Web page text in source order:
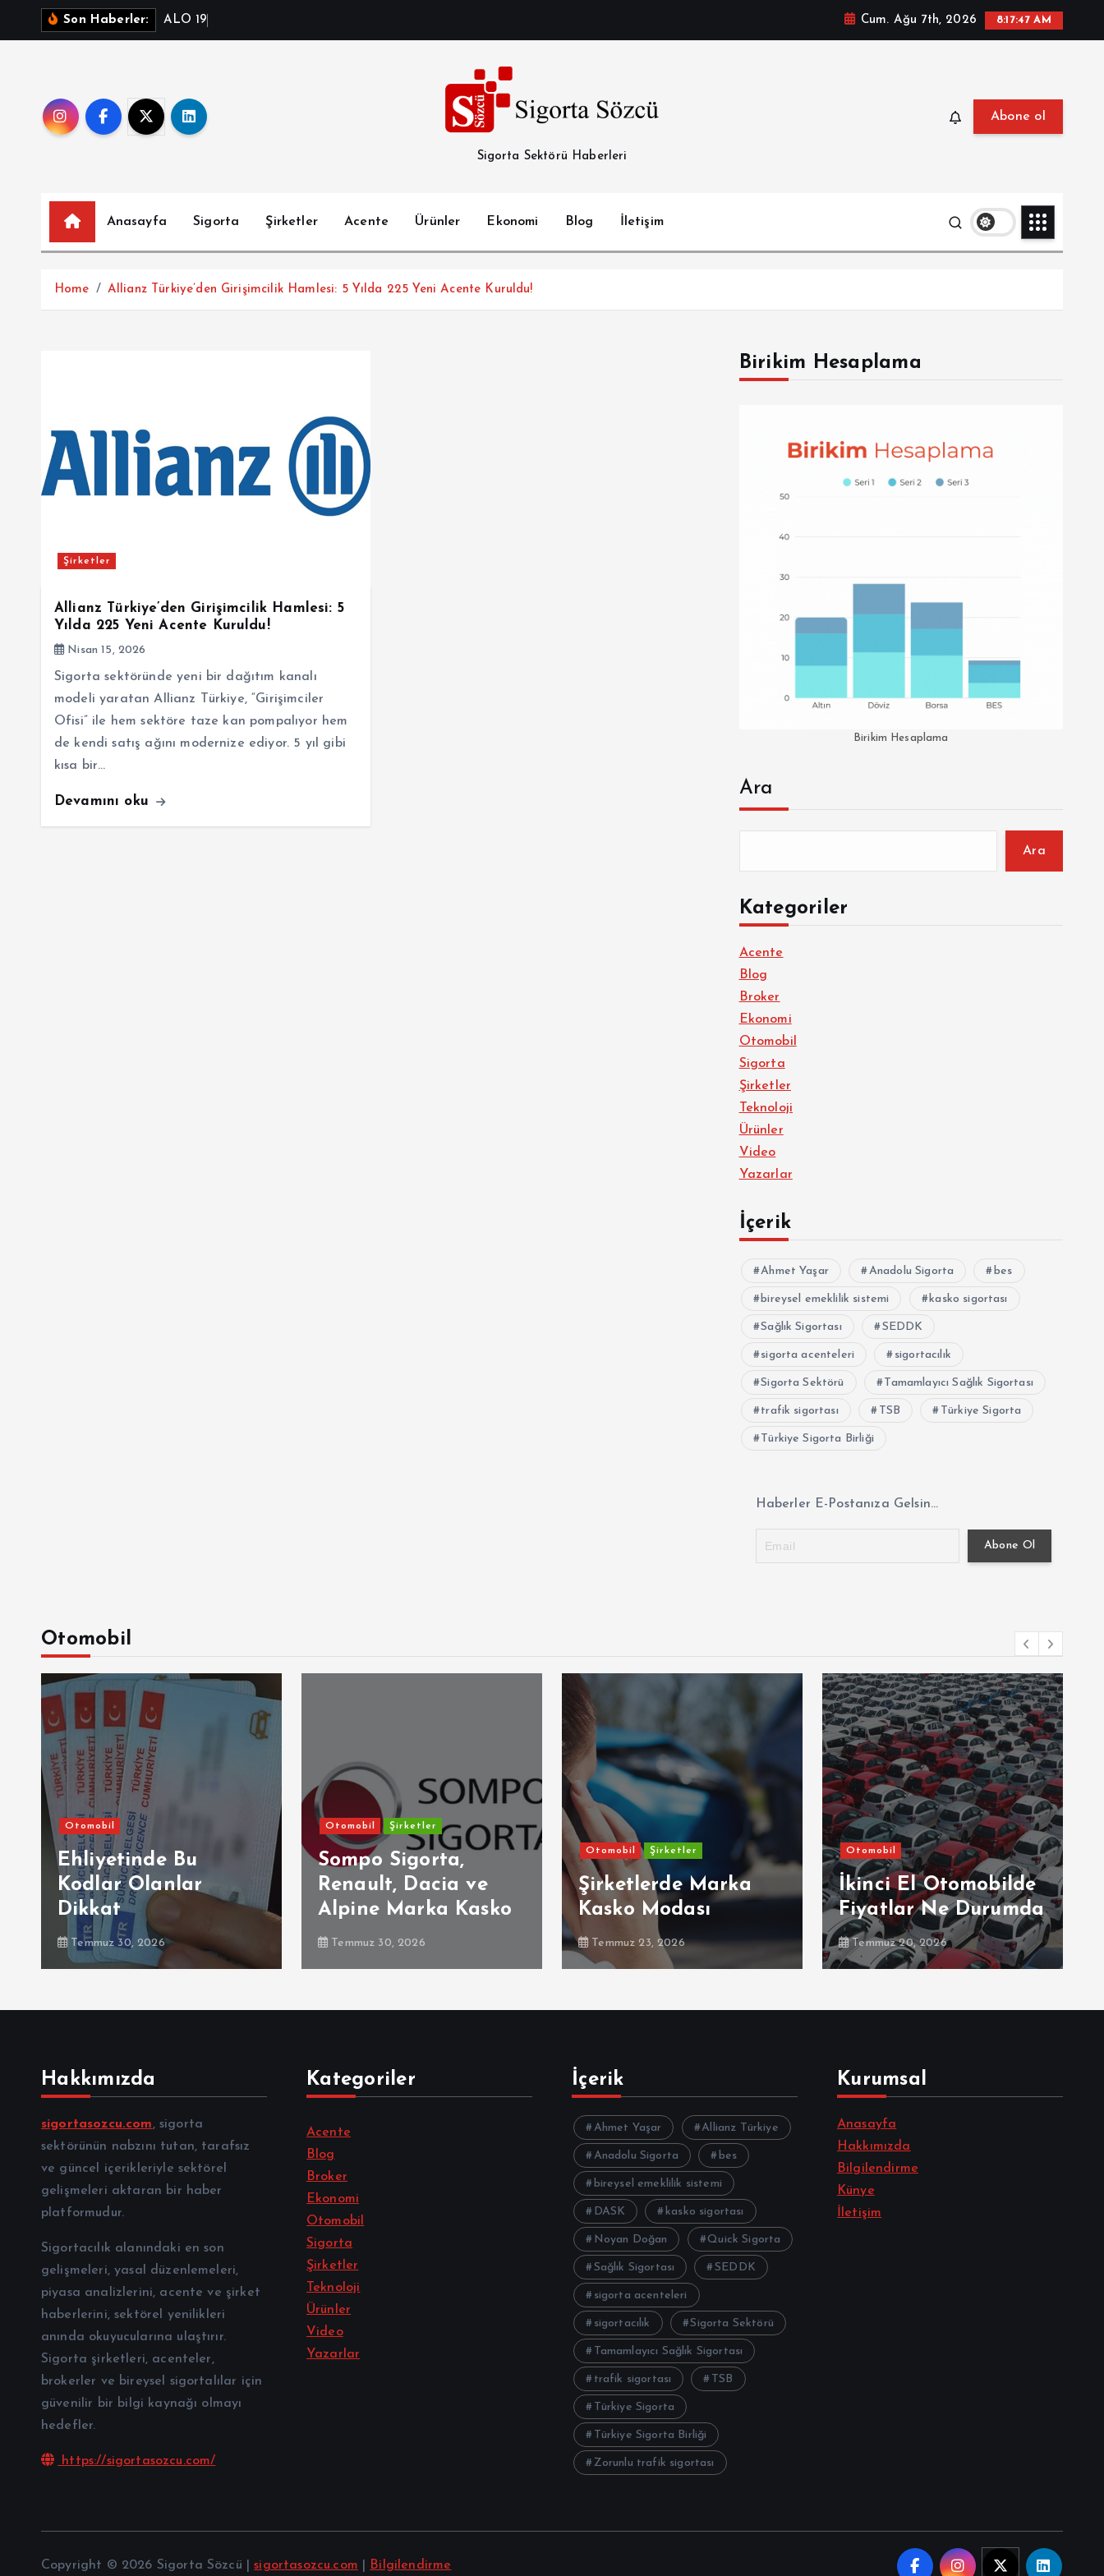
Son Haberler: A LO 1 9 Cum. Ağu 7th, 2026 8:17:48 AM
Sigorta Sektörü Haberleri
Abone ol
Anasayfa Sigorta Şirketler Acente Ürünler Ekonomi Blog İletişim
Home Allianz Türkiye’den Girişimcilik Hamlesi: 5 Yılda 225 Yeni Acente Kuruldu!
Şirketler
Allianz Türkiye’den Girişimcilik Hamlesi: 5
Yılda 225 Yeni Acente Kuruldu!
Nisan 15, 2026
Sigorta sektöründe yeni bir dağıtım kanalı
modeli yaratan Allianz Türkiye, “Girişimciler
Ofisi” ile hem sektöre taze kan pompalıyor hem
de kendi satış ağını modernize ediyor. 5 yıl gibi
kısa bir…
Devamını oku
Birikim Hesaplama
Birikim Hesaplama
Ara
Ara
Kategoriler
Acente
Blog
Broker
Ekonomi
Otomobil
Sigorta
Şirketler
Teknoloji
Ürünler
Video
Yazarlar
İçerik
Ahmet Yaşar Anadolu Sigorta bes
bireysel emeklilik sistemi kasko sigortası
Sağlık Sigortası SEDDK
sigorta acenteleri sigortacılık
Sigorta Sektörü Tamamlayıcı Sağlık Sigortası
trafik sigortası TSB Türkiye Sigorta
Türkiye Sigorta Birliği
Haberler E-Postanıza Gelsin...
Otomobil
Otomobil
Ehliyetinde Bu
Kodlar Olanlar
Dikkat
Temmuz 30, 2026
Otomobil Şirketler
Sompo Sigorta,
Renault, Dacia ve
Alpine Marka Kasko
Temmuz 30, 2026
Otomobil Şirketler
Şirketlerde Marka
Kasko Modası
Temmuz 23, 2026
Otomobil
İkinci El Otomobilde
Fiyatlar Ne Durumda
Temmuz 20, 2026
Hakkımızda
sigortasozcu.com, sigorta
sektörünün nabzını tutan, tarafsız
ve güncel içerikleriyle sektörel
gelişmeleri aktaran bir haber
platformudur.
Sigortacılık alanındaki en son
gelişmeleri, yasal düzenlemeleri,
piyasa analizlerini, acente ve şirket
haberlerini, sektörel yenilikleri
anında okuyucularına ulaştırır.
Sigorta şirketleri, acenteler,
brokerler ve bireysel sigortalılar için
güvenilir bir bilgi kaynağı olmayı
hedefler.
https://sigortasozcu.com/
Kategoriler
Acente
Blog
Broker
Ekonomi
Otomobil
Sigorta
Şirketler
Teknoloji
Ürünler
Video
Yazarlar
İçerik
Ahmet Yaşar Allianz Türkiye
Anadolu Sigorta bes
bireysel emeklilik sistemi
DASK kasko sigortası
Noyan Doğan Quick Sigorta
Sağlık Sigortası SEDDK
sigorta acenteleri
sigortacılık Sigorta Sektörü
Tamamlayıcı Sağlık Sigortası
trafik sigortası TSB
Türkiye Sigorta
Türkiye Sigorta Birliği
Zorunlu trafik sigortası
Kurumsal
Anasayfa
Hakkımızda
Bilgilendirme
Künye
İletişim
Copyright © 2026 Sigorta Sözcü |sigortasozcu.com Bilgilendirme